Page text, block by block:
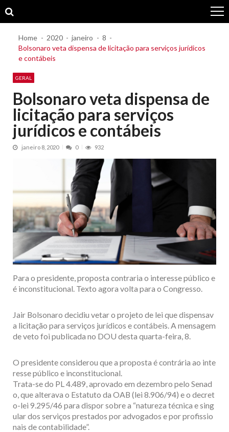
to
to
Home 2020 janeiro
8
Bolsonaro veta dispensa de licitação para serviços jurídicos
e contábeis
GERAL
Bolsonaro veta dispensa de
licitação para serviços
jurídicos e contábeis
janeiro 8, 2020 0 932
Para o presidente, proposta contraria o interesse público e
é inconstitucional. Texto agora volta para o Congresso.
Jair Bolsonaro decidiu vetar o projeto de lei que dispensav
a licitação para serviços jurídicos e contábeis. A mensagem
de veto foi publicada no DOU desta quarta-feira, 8.
O presidente considerou que a proposta é contrária ao inte
resse público e inconstitucional.
Trata-se do PL 4.489, aprovado em dezembro pelo Senad
o, que alterava o Estatuto da OAB (lei 8.906/94) e o decret
o-lei 9.295/46 para dispor sobre a “natureza técnica e sing
ular dos serviços prestados por advogados e por profissio
nais de contabilidade”.